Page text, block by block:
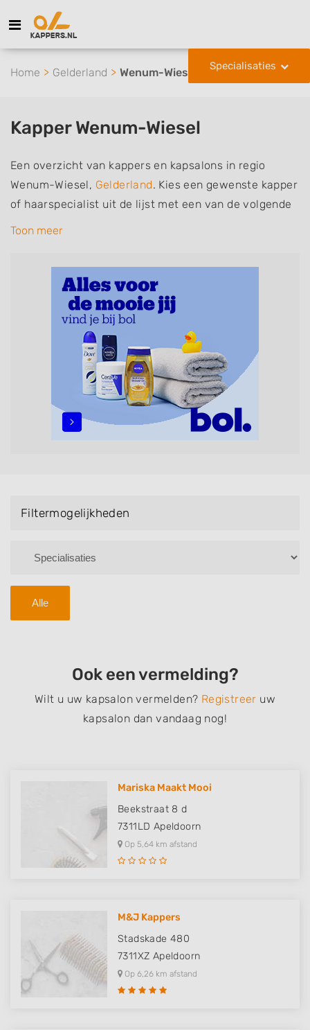
Specialisaties
Home Gelderland Wenum-Wiesel
Kapper Wenum-Wiesel
Een overzicht van kappers en kapsalons in regio
Wenum-Wiesel, Gelderland. Kies een gewenste kapper
of haarspecialist uit de lijst met een van de volgende
specialisaties of aantekeningen: mannen of
zonder afspraak terecht kunt. De vermelde kappers
kunnen uw haren wassen, knippen, föhnen en kleuren,
maar ook helpen met extensions, balyage, invlechten,
opsteken, weave, een keratinebehandeling, een
permanent, een bruidkapsel, make-up & visagie,
epileren, schoonheidsbehandelingen, het trimmen van
een baard en pruiken. U kunt de zoekresultaten
filteren met behulp van de specialisatie filter en u
Toon meer
Filtermogelijkheden
Alle
Ook een vermelding?
Wilt u uw kapsalon vermelden? Registreer uw
kapsalon dan vandaag nog!
Mariska Maakt Mooi
Beekstraat 8 d
7311LD Apeldoorn
Op 5,64 km afstand
M&J Kappers
Stadskade 480
7311XZ Apeldoorn
Op 6,26 km afstand